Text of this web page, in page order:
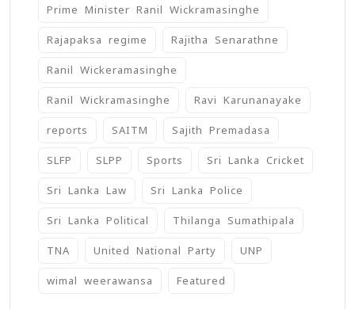
Prime Minister Ranil Wickramasinghe
Rajapaksa regime Rajitha Senarathne
Ranil Wickeramasinghe
Ranil Wickramasinghe Ravi Karunanayake
reports SAITM Sajith Premadasa
SLFP SLPP Sports Sri Lanka Cricket
Sri Lanka Law Sri Lanka Police
Sri Lanka Political Thilanga Sumathipala
TNA United National Party UNP
wimal weerawansa ‍Featured